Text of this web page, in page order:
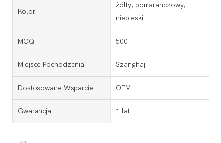
Kolor
żółty, pomarańczowy,
niebieski
MOQ 500
Miejsce Pochodzenia Szanghaj
Dostosowane Wsparcie OEM
Gwarancja 1 lat